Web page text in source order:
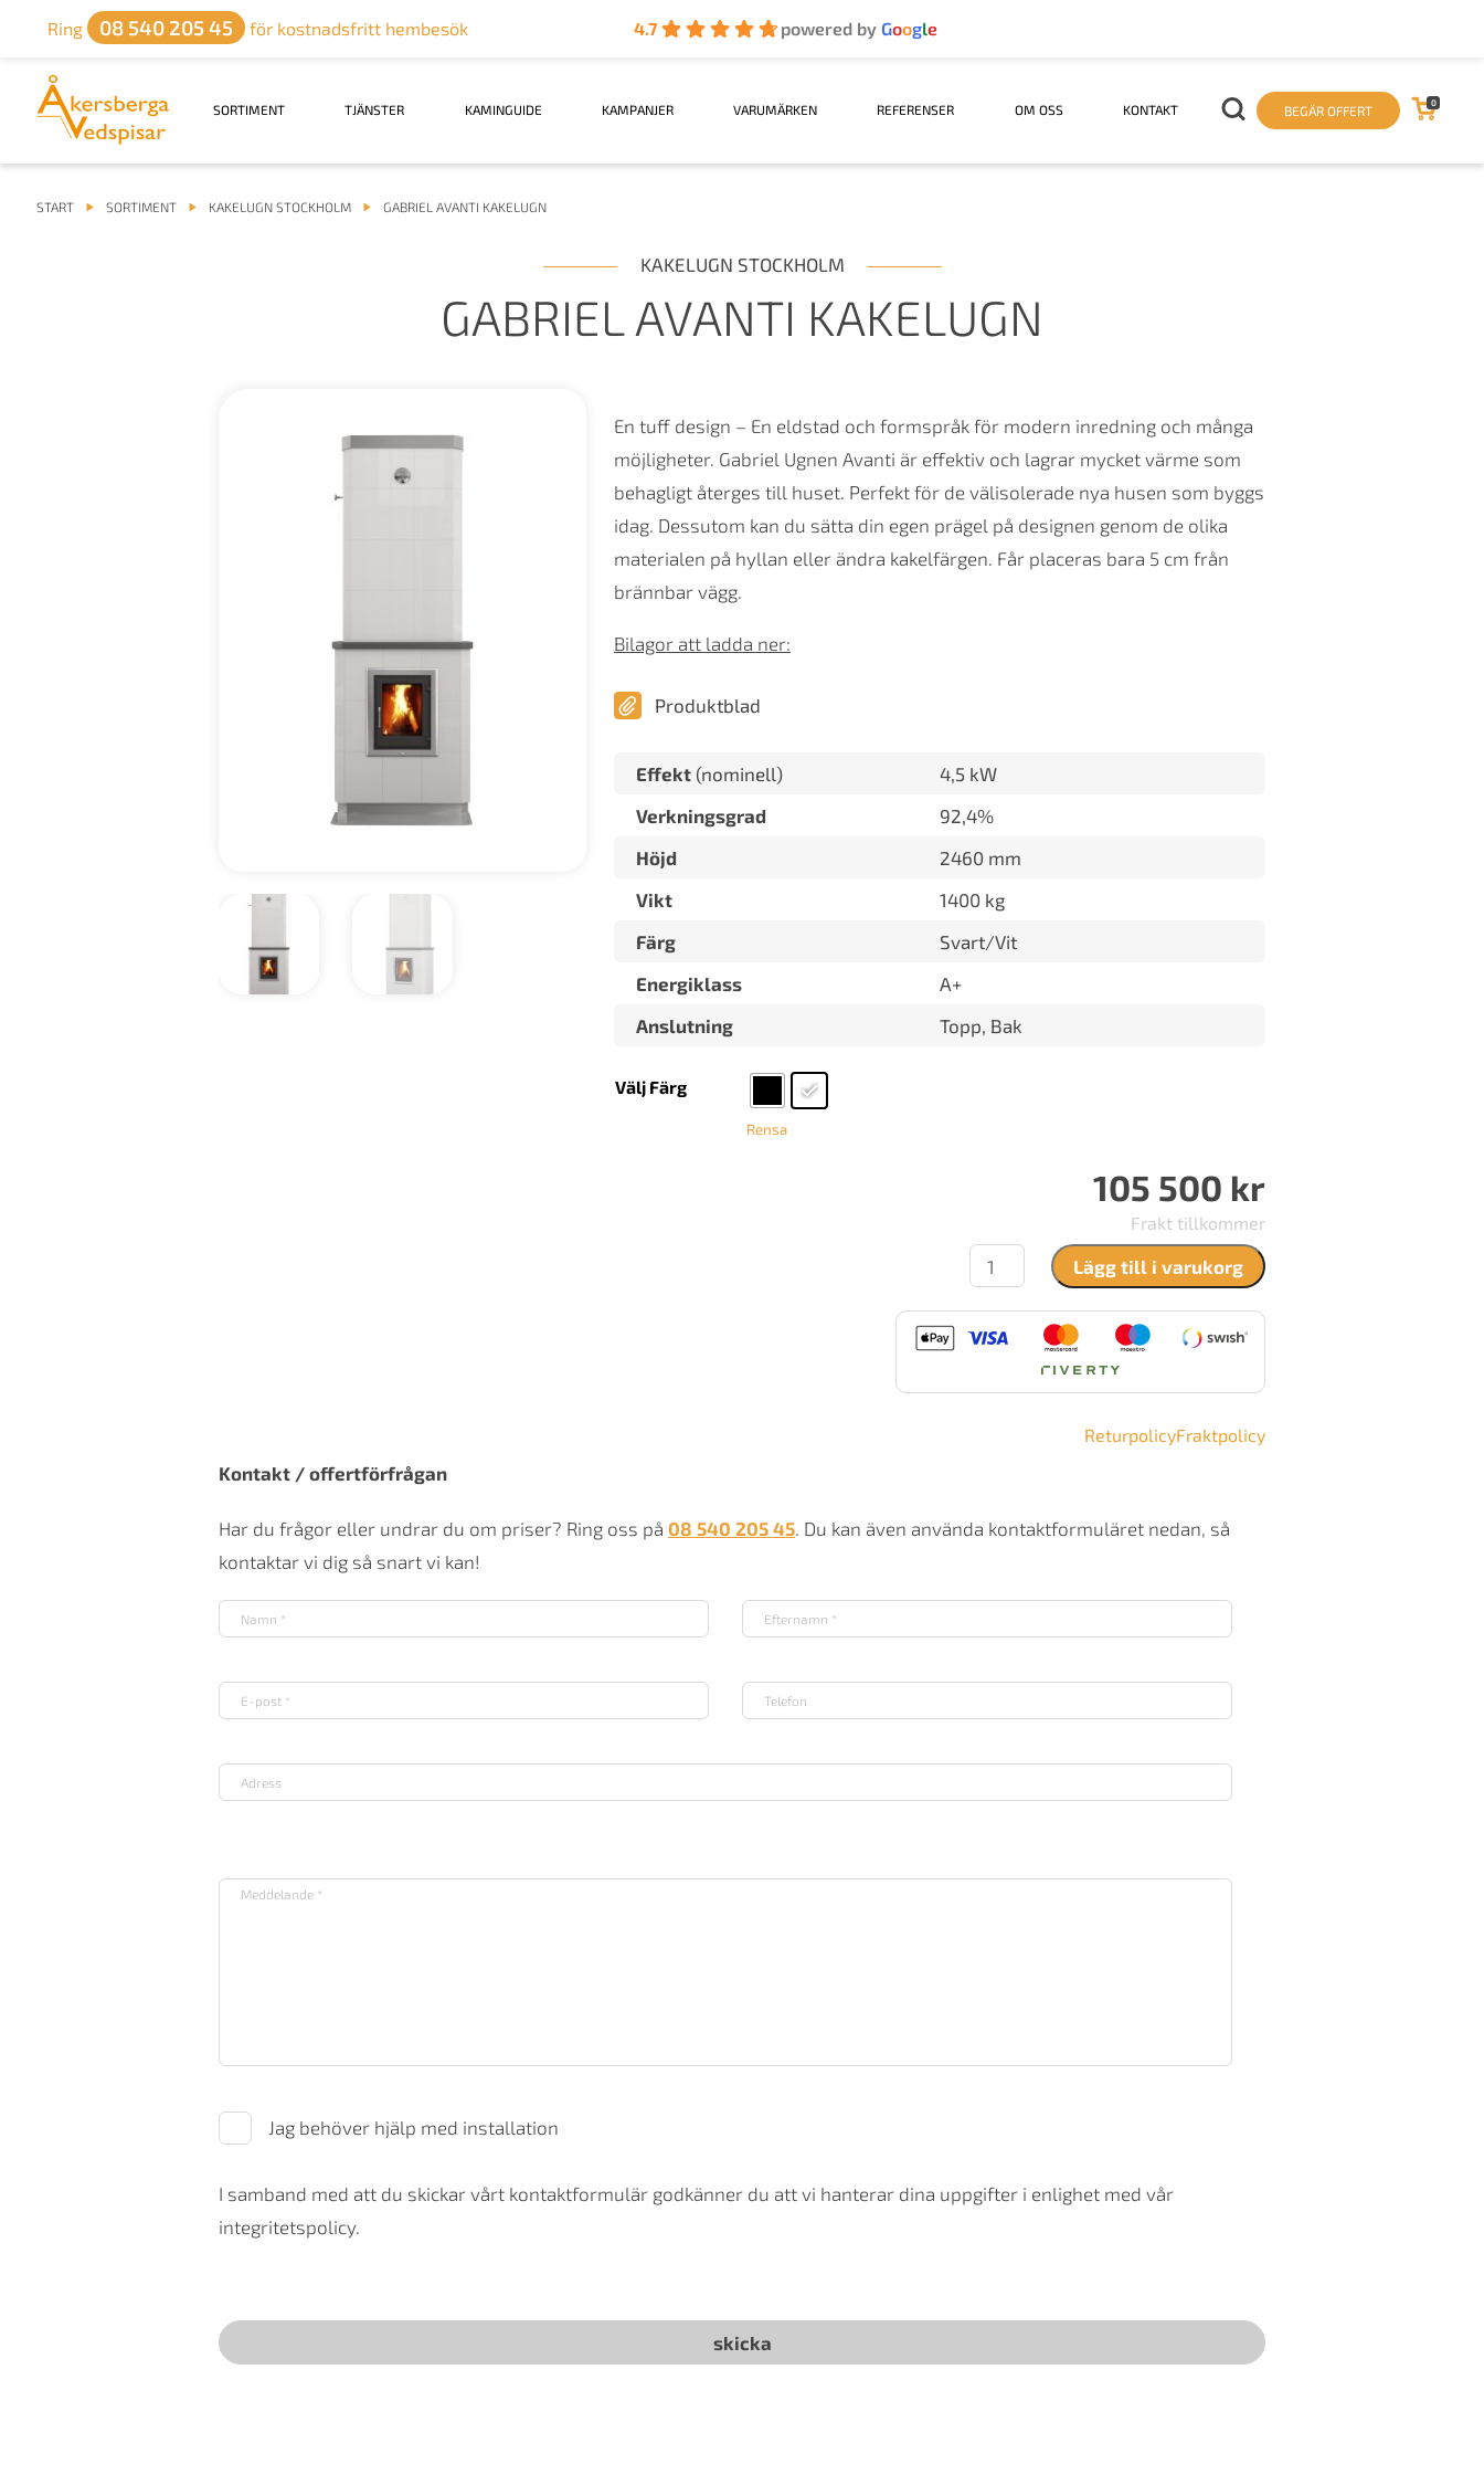
Ring 08 540 205 45 för kostnadsfritt hembesök 4.7 powered byGoogle
SORTIMENT TJÄNSTER KAMINGUIDE KAMPANJER VARUMÄRKEN REFERENSER OM OSS KONTAKT BEGÄR OFFERT 0
START SORTIMENT KAKELUGN STOCKHOLM GABRIEL AVANTI KAKELUGN
KAKELUGN STOCKHOLM
GABRIEL AVANTI KAKELUGN
En tuff design – En eldstad och formspråk för modern inredning och många
möjligheter. Gabriel Ugnen Avanti är effektiv och lagrar mycket värme som
behagligt återges till huset. Perfekt för de välisolerade nya husen som byggs
idag. Dessutom kan du sätta din egen prägel på designen genom de olika
materialen på hyllan eller ändra kakelfärgen. Får placeras bara 5 cm från
brännbar vägg.
Bilagor att ladda ner:
Produktblad
Effekt (nominell)
4,5 kW
Verkningsgrad
92,4%
Höjd
2460 mm
Vikt
1400 kg
Färg
Svart/Vit
Energiklass
A+
Anslutning
Topp, Bak
Välj Färg
Rensa
105 500 kr
Frakt tillkommer
Gabriel
Avanti
mängd
Lägg till i varukorg
ReturpolicyFraktpolicy
Kontakt / offertförfrågan
Har du frågor eller undrar du om priser? Ring oss på 08 540 205 45. Du kan även använda kontaktformuläret nedan, så
kontaktar vi dig så snart vi kan!
Jag behöver hjälp med installation
I samband med att du skickar vårt kontaktformulär godkänner du att vi hanterar dina uppgifter i enlighet med vår
integritetspolicy.